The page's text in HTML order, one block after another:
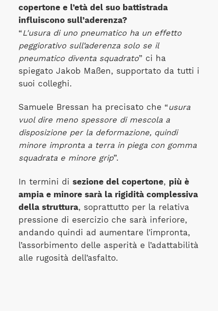
copertone e l’età del suo battistrada
influiscono sull’aderenza?
“L'usura di uno pneumatico ha un effetto
peggiorativo sull’aderenza solo se il
pneumatico diventa squadrato” ci ha
spiegato Jakob Maßen, supportato da tutti i
suoi colleghi.
Samuele Bressan ha precisato che “usura
vuol dire meno spessore di mescola a
disposizione per la deformazione, quindi
minore impronta a terra in piega con gomma
squadrata e minore grip”.
In termini di sezione del copertone, più è
ampiae minore sarà la rigidità complessiva
della struttura, soprattutto per la relativa
pressione di esercizio che sarà inferiore,
andando quindi ad aumentare l’impronta,
l’assorbimento delle asperità e l’adattabilità
alle rugosità dell’asfalto.